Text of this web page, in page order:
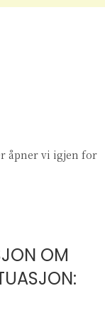
åpner vi igjen for
OM